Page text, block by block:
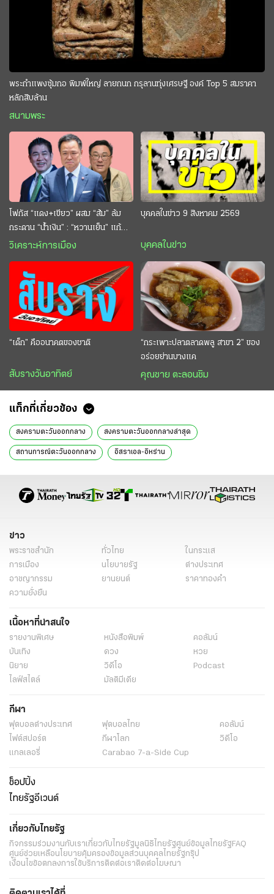
พระกำแพงซุ้มกอ พิมพ์ใหญ่ ลายกนก กรุลานทุ่งเศรษฐี องค์ Top 5 สมราคา
หลักสิบล้าน
สนามพระ
โฟกัส “แดง+เขียว” ผสม “ส้ม” ล้ม
กระดาน “นํ้าเงิน” : “หวานเย็น” แก้
กระหาย “อนุทิน” ดักตีกินสบาย
วิเคราะห์การเมือง
บุคคลในข่าว 9 สิงหาคม 2569
บุคคลในข่าว
“เด็ก” คืออนาคตของชาติ
สับรางวันอาทิตย์
“กระเพาะปลาตลาดพลู สาขา 2” ของ
อร่อยย่านบางแค
คุณชาย ตะลอนชิม
แท็กที่เกี่ยวข้อง
สงครามตะวันออกกลาง สงครามตะวันออกกลางล่าสุด
สถานการณ์ตะวันออกกลาง อิสราเอล-อิหร่าน
อิหร่าน ล่าสุด ข่าวสงครามล่าสุด โดนัลด์ ทรัมป์ ข่าวสงคราม
หนังสือพิมพ์ไทยรัฐ
ข่าวไทยรัฐ คอลัมน์หนังสือพิมพ์ไทยรัฐ
ข่าว
พระราชสำนัก ทั่วไทย
ในกระแส
การเมือง
นโยบายรัฐ
ต่างประเทศ
อาชญากรรม
ยานยนต์
ราคาทองคำ
ความยั่งยืน
เนื้อหาที่น่าสนใจ
รายงานพิเศษ หนังสือพิมพ์
คอลัมน์
บันเทิง
ดวง
หวย
นิยาย
วิดีโอ
Podcast
ไลฟ์สไตล์
มัลติมีเดีย
กีฬา
ฟุตบอลต่่างประเทศ ฟุตบอลไทย
คอลัมน์
ไฟต์สปอร์ต
กีฬาโลก
วิดีโอ
แกลเลอรี่
Carabao 7-a-Side Cup
ช็อปปิ้ง
ไทยรัฐอีเวนต์
เกี่ยวกับไทยรัฐ
กิจกรรมร่วมงานกับเราเกี่ยวกับไทยรัฐมูลนิธิไทยรัฐศูนย์ข้อมูลไทยรัฐFAQ
ศูนย์ช่วยเหลือนโยบายคุ้มครองข้อมูลส่วนบุคคลไทยรัฐกรุ๊ป
เงื่อนไขข้อตกลงการใช้บริการติดต่อเราติดต่อโฆษณา